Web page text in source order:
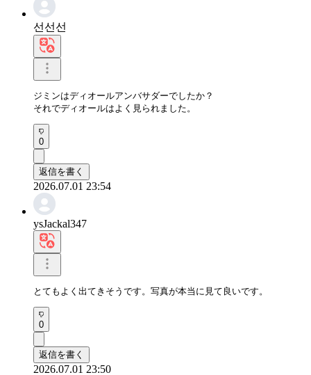
선선선
ジミンはディオールアンバサダーでしたか？
それでディオールはよく見られました。
0
返信を書く
2026.07.01 23:54
ysJackal347
とてもよく出てきそうです。写真が本当に見て良いです。
0
返信を書く
2026.07.01 23:50